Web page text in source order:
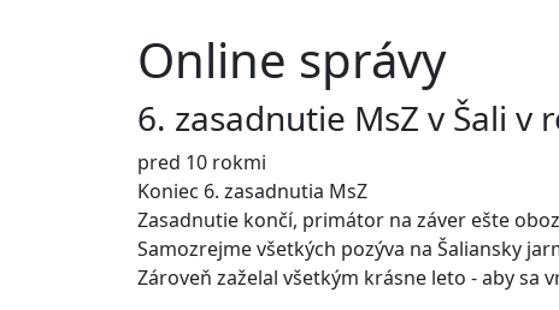
Online správy
6. zasadnutie MsZ v Šali v
pred 10 rokmi
Koniec 6. zasadnutia MsZ
Zasadnutie končí, primátor na záver ešte
Samozrejme všetkých pozýva na Šaliansky
Zároveň zaželal všetkým krásne leto - aby sa